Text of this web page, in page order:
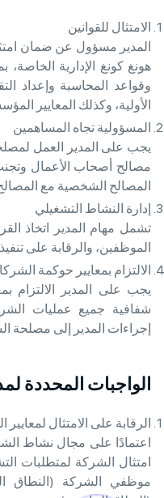
الامتثال للقوانين
المدير مسؤول عن ضمان
هونغ كونغ الإدارية الخاصة،
وقواعد المحاسبة وإعداد
الأولية، وكذلك المعايير
المسؤولية تجاه المساهمين
يجب على المدير العمل
مصالح أصحاب الأعمال
المصالح الشخصية مع
إدارة النشاط التشغيلي
تشمل مهام المدير اتخاذ
الموظفين، والرقابة على
الالتزام بمعايير حوكمة
يجب على المدير الالتزام
شفافية جميع عمليات
إجراءات المدير إلى مصلحة
الواجبات المحددة
الرقابة على الامتثال لمعايير
اعتمادًا على مجال نشاط
امتثال الشركة لمتطلبات
موظفي الشركة (النطاق